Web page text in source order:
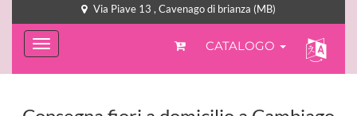
Via Piave 13 , Cavenago di brianza (MB)
CATALOGO